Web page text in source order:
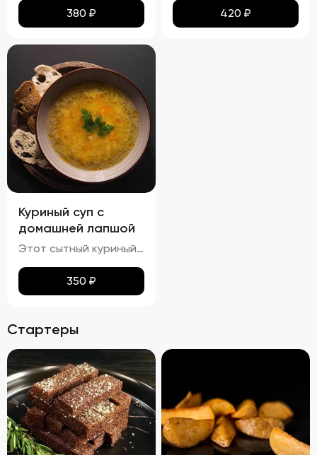
380 ₽ 420 ₽
Куриный суп с
домашней лапшой
Этот сытный куриный суп сочетает в себе насыщенный вкус и разнообразные текстуры. Бульон густой и кремообразный, с мягкими кусочками куриного мяса и овощей, таких как морковь и лук, которые добавляют глубины вкуса. Макароны сохраняют мягкость и эластичность, придавая супу приятную кремовую текстуру. Петрушка добавляет свежие травяные ноты, подчеркивая богатство вкуса этого классического блюда.
350 ₽
Стартеры